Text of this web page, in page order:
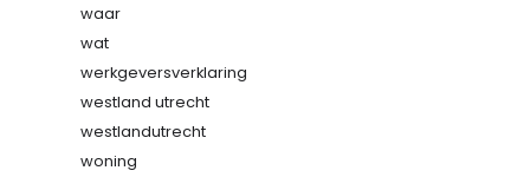
waar
wat
werkgeversverklaring
westland utrecht
westlandutrecht
woning